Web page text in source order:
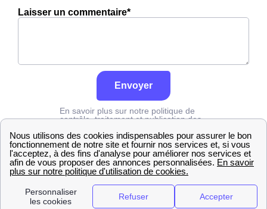
Laisser un commentaire*
Envoyer
En savoir plus sur notre politique de
contrôle, traitement et publication des
Grdf Somme Woirel